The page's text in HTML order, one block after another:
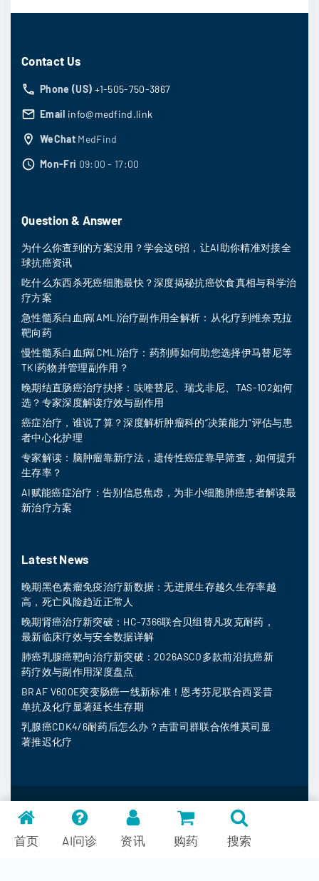
Contact Us
Phone (US) +1-505-750-3867
Email info@medfind.link
WeChat MedFind
Mon-Fri 09:00 - 17:00
Question & Answer
为什么你查到的方案没用？学会这6招，让AI助你精准对接全
球抗癌资讯
吃什么东西杀死癌细胞最快？深度揭秘抗癌饮食真相与科学治
疗方案
急性髓系白血病(AML)治疗副作用全解析：从化疗到维奈克拉
靶向药
慢性髓系白血病(CML)治疗：药剂师如何助您选择伊马替尼等
TKI药物并管理副作用？
晚期结直肠癌治疗抉择：呋喹替尼、瑞戈非尼、TAS-102如何
选？专家深度解读疗效与副作用
癌症治疗，谁说了算？深度解析肿瘤科的“决策能力”评估与患
者中心化护理
专家解读：脑肿瘤靠新疗法，遗传性癌症靠早筛查，如何提升
生存率？
AI赋能癌症治疗：告别信息焦虑，为非小细胞肺癌患者解读最
新治疗方案
Latest News
晚期黑色素瘤免疫治疗新数据：无进展生存越久生存率越
高，死亡风险趋近正常人
晚期肾癌治疗新突破：HC-7366联合贝组替凡攻克耐药，
最新临床疗效与安全数据详解
肺癌乳腺癌靶向治疗新突破：2026ASCO多款前沿抗癌新
药疗效与副作用深度盘点
BRAF V600E突变肠癌一线新标准！恩考芬尼联合西妥昔
单抗及化疗显著延长生存期
乳腺癌CDK4/6耐药后怎么办？吉雷司群联合依维莫司显
著推迟化疗
MedFind © 2026
首页 AI问诊 资讯 购药 搜索